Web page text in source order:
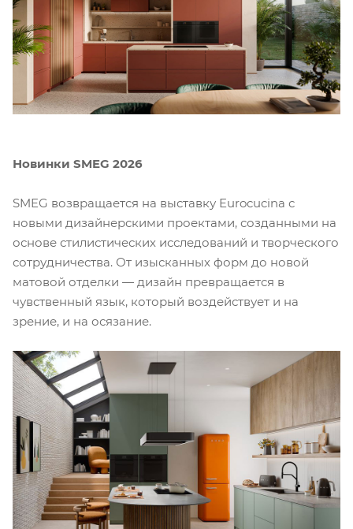
Новинки SMEG 2026
SMEG возвращается на выставку Eurocucina с
новыми дизайнерскими проектами, созданными на
основе стилистических исследований и творческого
сотрудничества. От изысканных форм до новой
матовой отделки — дизайн превращается в
чувственный язык, который воздействует и на
зрение, и на осязание.